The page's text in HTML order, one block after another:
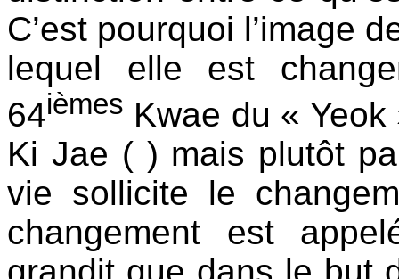
C’est pourquoi l’image
lequel elle est
64ièmes Kwae du «
Ki Jae ( ) mais plutôt
vie sollicite le
changement est